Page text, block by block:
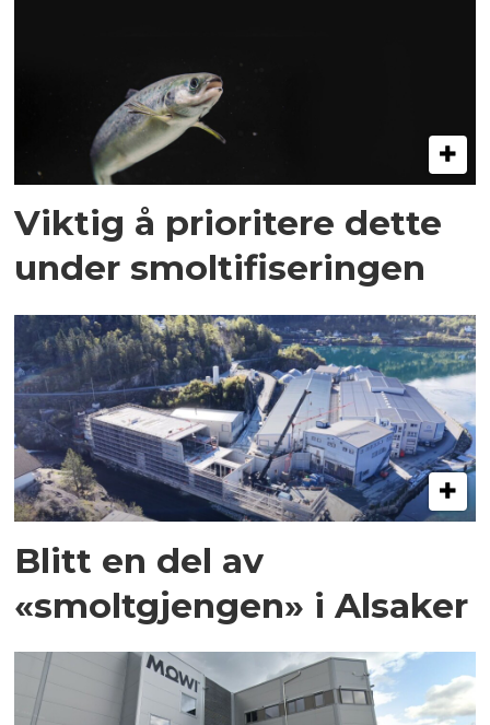
Viktig å prioritere dette
under smoltifiseringen
Blitt en del av
«smoltgjengen» i Alsaker